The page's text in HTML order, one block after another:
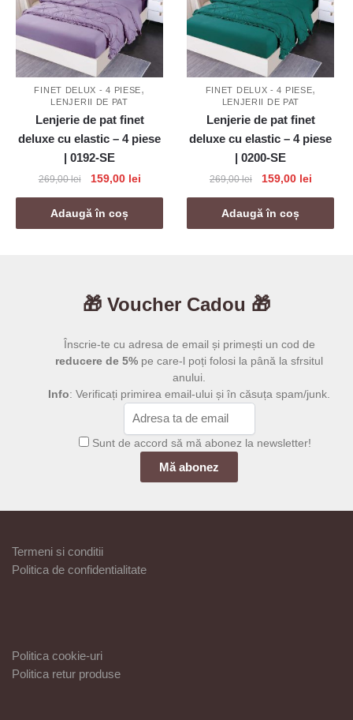
FINET DELUX - 4 PIESE,
LENJERII DE PAT
Lenjerie de pat finet
deluxe cu elastic – 4 piese
| 0192-SE
269,00lei
Prețul
inițial
a
fost:
159,00 leiPrețul
curent
159,00 lei.
Adaugă în coș
FINET DELUX - 4 PIESE,
LENJERII DE PAT
Lenjerie de pat finet
deluxe cu elastic – 4 piese
| 0200-SE
269,00lei
Prețul
inițial
a
fost:
159,00 leiPrețul
curent
159,00
Adaugă în coș
🎁 Voucher Cadou 🎁
Înscrie-te cu adresa de email și primești un cod de
reducere de 5% pe care-l poți folosi la până la sfrsitul
anului.
Info: Verificați primirea email-ului și în căsuța spam/junk.
Sunt de accord să mă abonez la newsletter!
Termeni si conditii
Politica de confidentialitate
Politica cookie-uri
Politica retur produse